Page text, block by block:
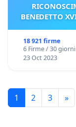
BENEDETTO
18 921 firme
6 Firme / 30 giorni
23 Oct 2023
1 2 3 »